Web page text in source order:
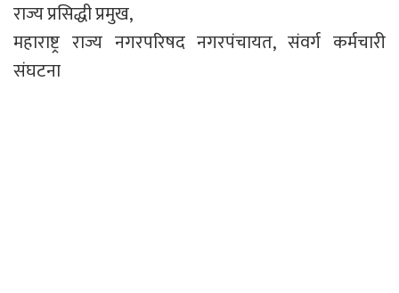
राज्य प्रसिद्धी प्रमुख,
महाराष्ट्र राज्य नगरपरिषद नगरपंचायत, संवर्ग कर्मचारी
संघटना